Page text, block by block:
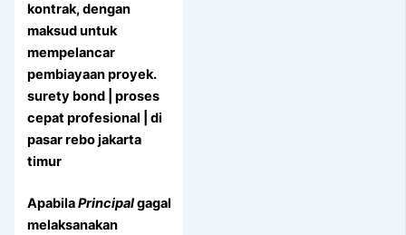
kontrak, dengan
maksud untuk
mempelancar
pembiayaan proyek.
surety bond | proses
cepat profesional | di
pasar rebo jakarta
timur
ApabilaPrincipalgagal
melaksanakan